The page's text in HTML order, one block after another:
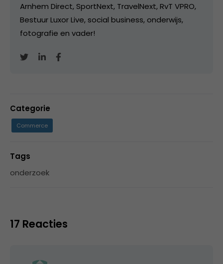
Arnhem Direct, SportNext, TravelNext, RvT VPRO,
Bestuur Luxor Live, social business, onderwijs,
fotografie en vader!
Categorie
Commerce
Tags
onderzoek
17 Reacties